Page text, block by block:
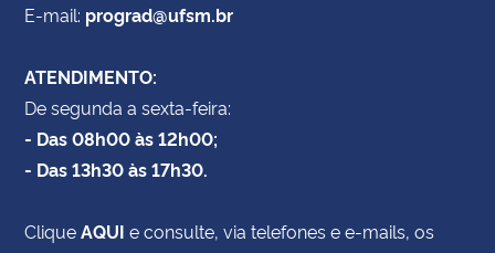
E-mail: prograd@ufsm.br
ATENDIMENTO:
De segunda a sexta-feira:
- Das 08h00 às 12h00;
- Das 13h30 às 17h30.
CliqueAQUI e consulte, via telefones e e-mails, os